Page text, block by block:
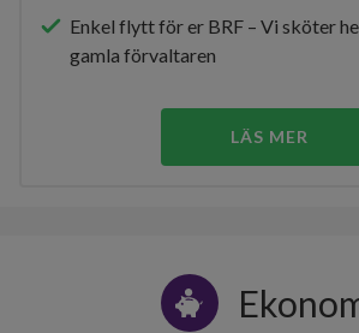
Enkel flytt för er BRF – Vi sköter
gamla förvaltaren
LÄS MER